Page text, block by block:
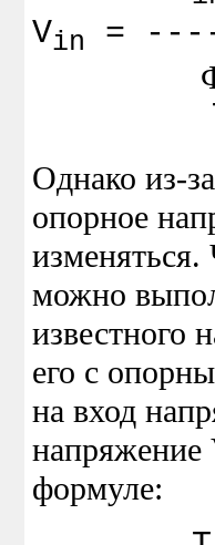
Vin
=
Однако из-
опорное
изменяться.
можно
известного
его с
на вход
формуле: